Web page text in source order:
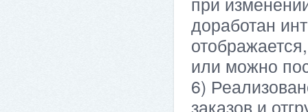
доработан
или можно
6)
заказов и